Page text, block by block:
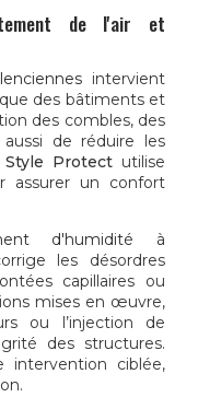
de l'air et
intervient
des bâtiments et
des combles, des
de réduire les
Style Protectutilise
assurer un confort
d'humidité à
les désordres
capillaires ou
mises en œuvre,
ou l’injection de
des structures.
intervention ciblée,